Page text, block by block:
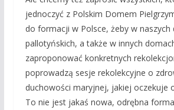
jednoczyć z Polskim Domem
do formacji w Polsce, żeby w naszych
pallotyńskich, a także w innych
zaproponować konkretnych
poprowadzą sesje rekolekcyjne o
duchowości maryjnej, jakiej oczekuje
To nie jest jakaś nowa, odrębna